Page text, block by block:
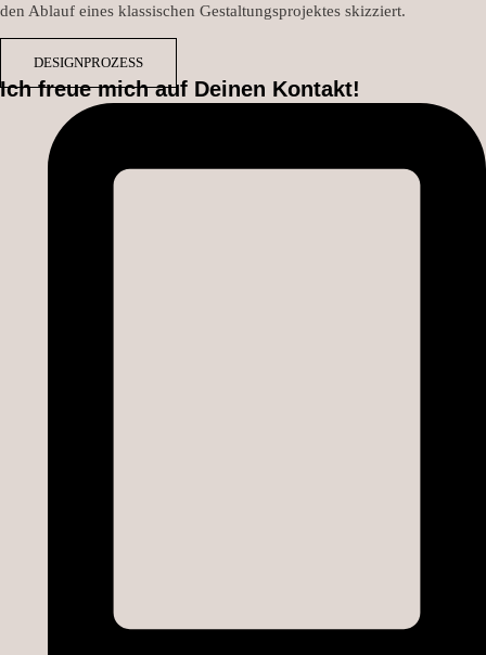
den Ablauf eines klassischen Gestaltungsprojektes skizziert.
DESIGNPROZESS
Ich freue mich auf Deinen Kontakt!